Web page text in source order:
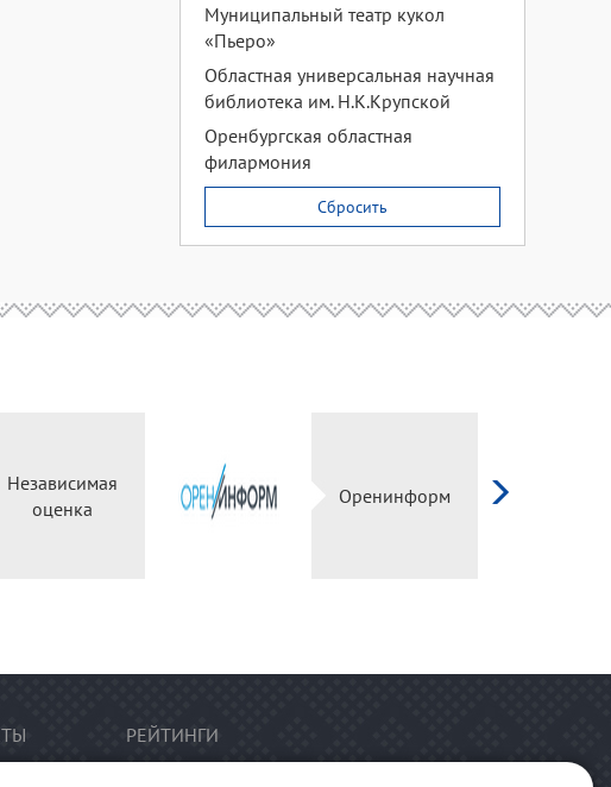
Муниципальный театр кукол
«Пьеро»
Областная универсальная научная
библиотека им. Н.К.Крупской
Оренбургская областная
филармония
Сбросить
Независимая
оценка
Оренинформ
РЕЙТИНГИ